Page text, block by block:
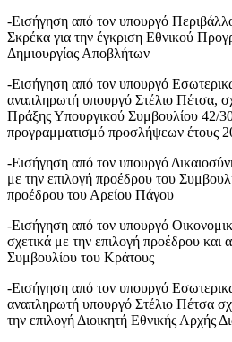
-Εισήγηση από τον υπουργό
Σκρέκα για την έγκριση Εθνικού
Δημιουργίας Αποβλήτων
-Εισήγηση από τον υπουργό
αναπληρωτή υπουργό Στέλιο Πέτσα,
Πράξης Υπουργικού Συμβουλίου 42/
προγραμματισμό προσλήψεων έτους
-Εισήγηση από τον υπουργό
με την επιλογή προέδρου του
προέδρου του Αρείου Πάγου
-Εισήγηση από τον υπουργό
σχετικά με την επιλογή προέδρου και
Συμβουλίου του Κράτους
-Εισήγηση από τον υπουργό
αναπληρωτή υπουργό Στέλιο Πέτσα
την επιλογή Διοικητή Εθνικής Αρχής